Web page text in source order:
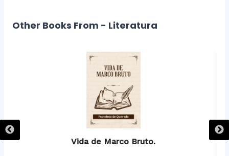
Other Books From - Literatura
Vida de Marco Bruto.